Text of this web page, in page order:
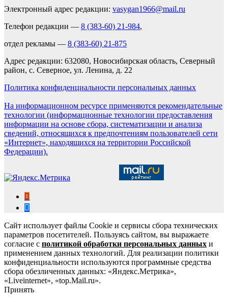
Электронный адрес редакции: vasygan1966@mail.ru
Телефон редакции — 8 (383-60) 21-984,
отдел рекламы — 8 (383-60) 21-875
Адрес редакции: 632080, Новосибирская область, Северный
район, с. Северное, ул. Ленина, д. 22
Политика конфиденциальности персональных данных
На информационном ресурсе применяются рекомендательные
технологии (информационные технологии предоставления
информации на основе сбора, систематизации и анализа
сведений, относящихся к предпочтениям пользователей сети
«Интернет», находящихся на территории Российской
Федерации).
Сайт использует файлы Cookie и сервисы сбора технических
параметров посетителей. Пользуясь сайтом, вы выражаете
согласие с политикой обработки персональных данных и
применением данных технологий. Для реализации политики
конфиденциальности используются программные средства
сбора обезличенных данных: «Яндекс.Метрика»,
«Liveinternet», «top.Mail.ru».
Принять